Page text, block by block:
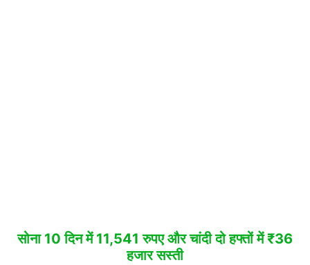
सोना 10 दिन में 11,541 रुपए और चांदी दो हफ्तों में ₹36
हजार सस्ती